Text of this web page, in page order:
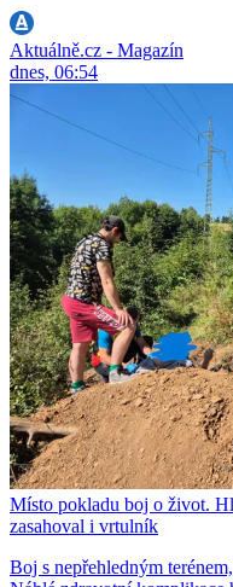
Aktuálně.cz - Magazín
dnes, 06:54
Místo pokladu boj o život.
zasahoval i vrtulník
Boj s nepřehledným